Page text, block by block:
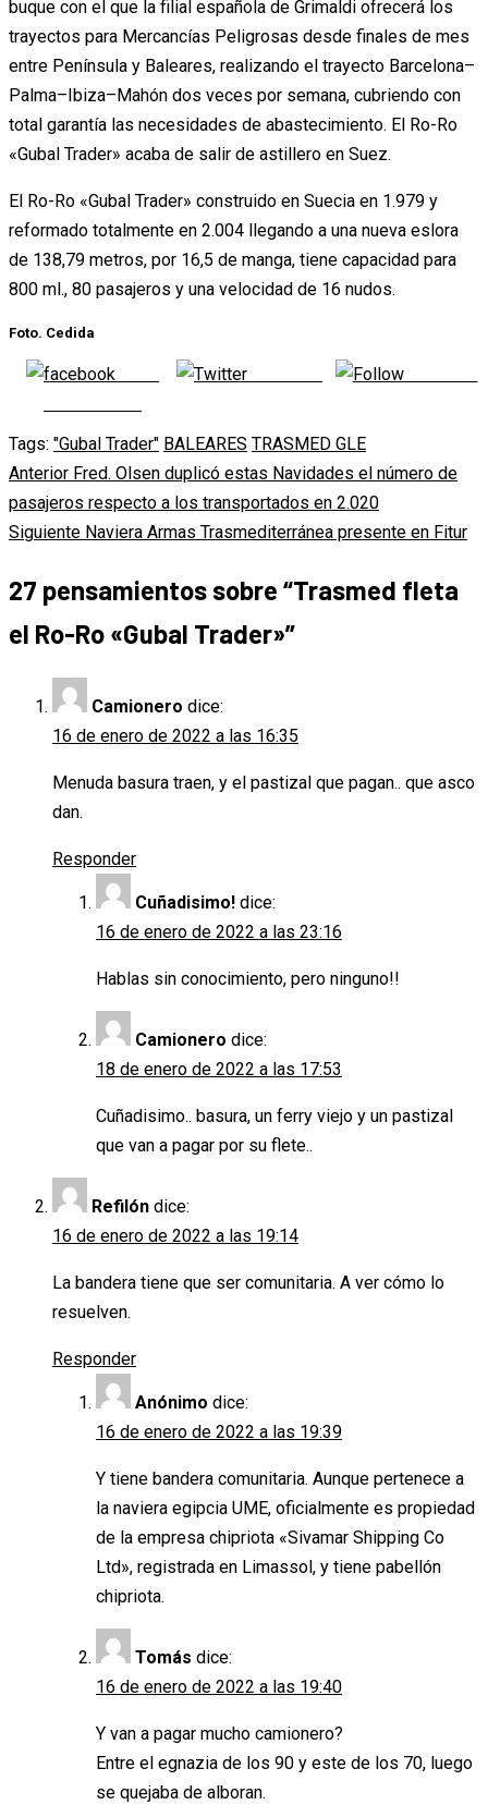
buque con el que la filial española de Grimaldi ofrecerá los
trayectos para Mercancías Peligrosas desde finales de mes
entre Península y Baleares, realizando el trayecto Barcelona–
Palma–Ibiza–Mahón dos veces por semana, cubriendo con
total garantía las necesidades de abastecimiento. El Ro-Ro
«Gubal Trader» acaba de salir de astillero en Suez.
El Ro-Ro «Gubal Trader» construido en Suecia en 1.979 y
reformado totalmente en 2.004 llegando a una nueva eslora
de 138,79 metros, por 16,5 de manga, tiene capacidad para
800 ml., 80 pasajeros y una velocidad de 16 nudos.
Foto. Cedida
Follow us
Tags: "Gubal Trader" BALEARES TRASMED GLE
Navegación
de
Anterior Fred. Olsen duplicó estas Navidades el número de
pasajeros respecto a los transportados en 2.020
Siguiente Naviera Armas Trasmediterránea presente en Fitur
27 pensamientos sobre “Trasmed fleta
el Ro-Ro «Gubal Trader»”
Camionero dice:
16 de enero de 2022 a las 16:35
Menuda basura traen, y el pastizal que pagan.. que asco
dan.
Responder
Cuñadisimo! dice:
16 de enero de 2022 a las 23:16
Hablas sin conocimiento, pero ninguno!!
Camionero dice:
18 de enero de 2022 a las 17:53
Cuñadisimo.. basura, un ferry viejo y un pastizal
que van a pagar por su flete..
Refilón dice:
16 de enero de 2022 a las 19:14
La bandera tiene que ser comunitaria. A ver cómo lo
resuelven.
Responder
Anónimo dice:
16 de enero de 2022 a las 19:39
Y tiene bandera comunitaria. Aunque pertenece a
la naviera egipcia UME, oficialmente es propiedad
de la empresa chipriota «Sivamar Shipping Co
Ltd», registrada en Limassol, y tiene pabellón
chipriota.
Tomás dice:
16 de enero de 2022 a las 19:40
Y van a pagar mucho camionero?
Entre el egnazia de los 90 y este de los 70, luego
se quejaba de alboran.